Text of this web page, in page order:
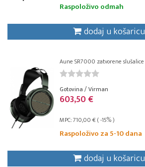
Raspoloživo odmah
dodaj u košaricu
Aune SR7000 zatvorene slušalice
Gotovina / Virman
603,50 €
MPC: 710,00 € ( -15% )
Raspoloživo za 5-10 dana
dodaj u košaricu